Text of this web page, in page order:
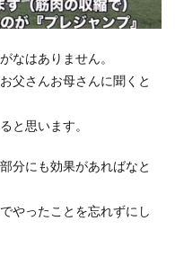
なはありません。
父さんお母さんに聞くと
と思います。
分にも効果があればなと
やったことを忘れずにし